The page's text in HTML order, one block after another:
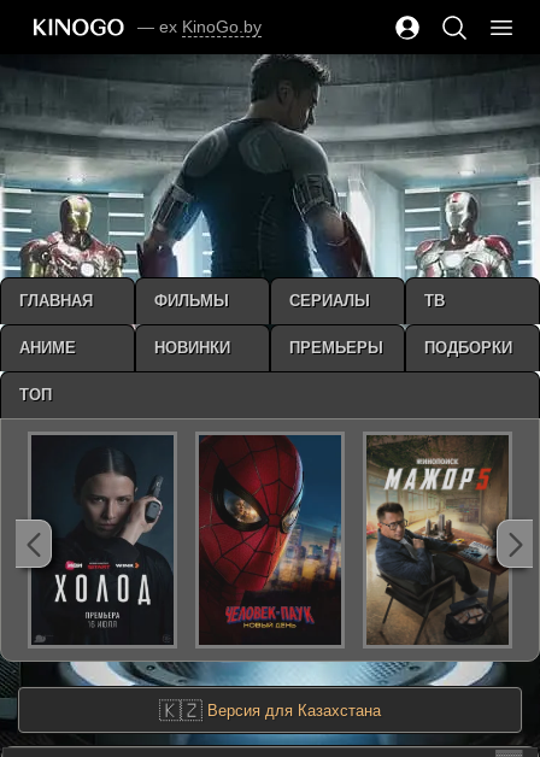
— ex KinoGo.by
🇰🇿 Версия для Казахстана
ГЛАВНАЯ ФИЛЬМЫ СЕРИАЛЫ ТВ
АНИМЕ НОВИНКИ ПРЕМЬЕРЫ ПОДБОРКИ
ТОП